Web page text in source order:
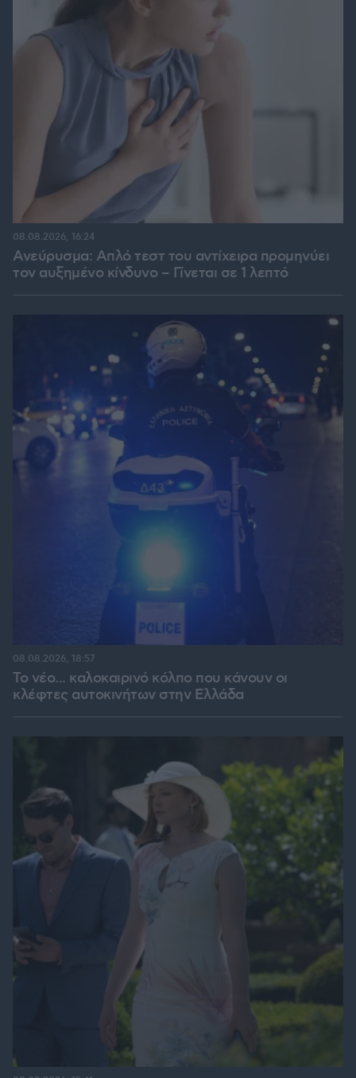
Ανεύρυσμα: Απλό τεστ του αντίχειρα προμηνύει
τον αυξημένο κίνδυνο – Γίνεται σε 1 λεπτό
08.08.2026, 16:24
Το νέο... καλοκαιρινό κόλπο που κάνουν οι
κλέφτες αυτοκινήτων στην Ελλάδα
08.08.2026, 18:57